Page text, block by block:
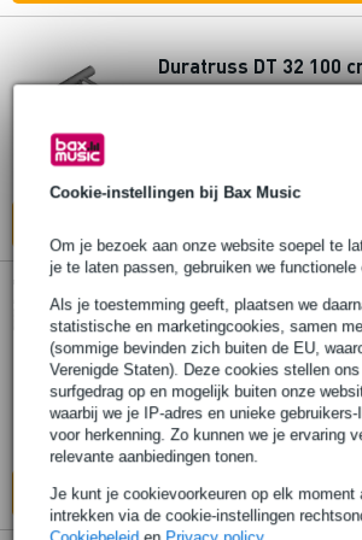
Cookie-instellingen bij Bax Music
Om je bezoek aan onze website soepel te
je te laten passen, gebruiken we functionele
Als je toestemming geeft, plaatsen we
statistische en marketingcookies, samen
(sommige bevinden zich buiten de EU,
Verenigde Staten). Deze cookies stellen
surfgedrag op en mogelijk buiten onze
waarbij we je IP-adres en unieke gebruikers-
voor herkenning. Zo kunnen we je ervaring
relevante aanbiedingen tonen.
Je kunt je cookievoorkeuren op elk moment
intrekken via de cookie-instellingen
Duratruss DT 32 100
Duratruss DT 33/2-
250 mm
Adviesprijs € 169,- € 130,-
Bestel nu en ontvang
In mijn winkelwagen